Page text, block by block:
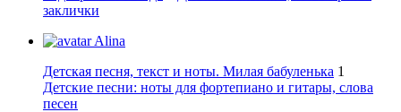
заклички
Alina
Детская песня, текст и ноты. Милая бабуленька 1
Детские песни: ноты для фортепиано и гитары, слова
песен